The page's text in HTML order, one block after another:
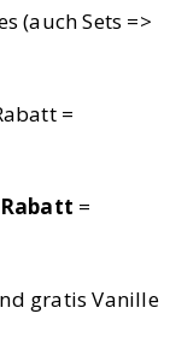
(auch Sets =>
=
=
gratis Vanille